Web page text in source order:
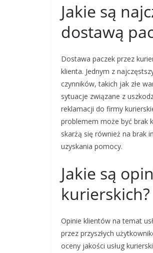
Jakie są
dostawą
Dostawa paczek przez
klienta. Jednym z
czynników, takich jak złe
sytuacje związane z
reklamacji do firmy
problemem może być brak
skarżą się również na brak
uzyskania pomocy.
Jakie są
kurierskich?
Opinie klientów na temat
przez przyszłych
oceny jakości usług